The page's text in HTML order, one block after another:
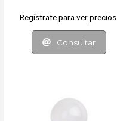
Regístrate para ver precios.
Consultar